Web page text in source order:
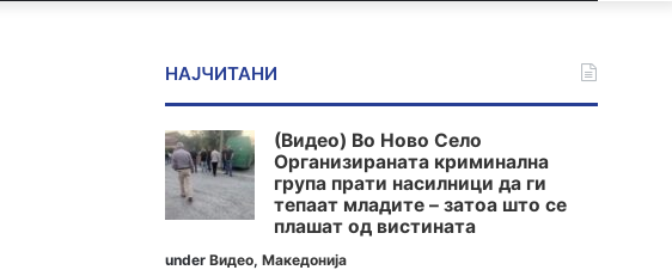
НАЈЧИТАНИ
(Видео) Во Ново Село
Организираната криминална
група прати насилници да ги
тепаат младите – затоа што се
плашат од вистината
underВидео,Македонија